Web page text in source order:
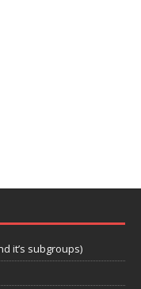
it’s subgroups)